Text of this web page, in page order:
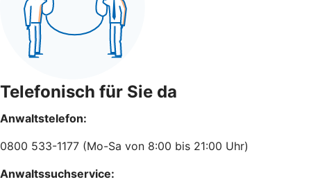
Telefonisch für Sie da
Anwaltstelefon:
0800 533-1177 (Mo-Sa von 8:00 bis 21:00 Uhr)
Anwaltssuchservice: